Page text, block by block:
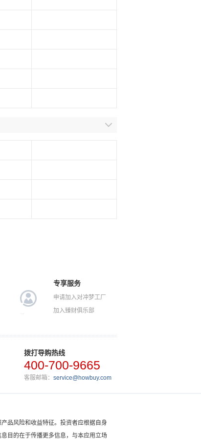
专享服务
申请加入对冲梦工厂
加入臻财俱乐部
拨打导购热线
400-700-9665
客服邮箱： service@howbuy.com
品风险和收益特征。投资者应根据自身
目的在于传播更多信息，与本应用立场